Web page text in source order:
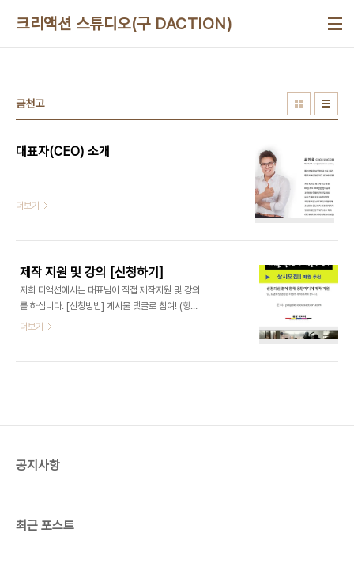
크리액션 스튜디오(구 DACTION)
금천고
대표자(CEO) 소개
더보기
제작 지원 및 강의 [신청하기]
저희 디액션에서는 대표님이 직접 제작지원 및 강의
를 하십니다. [신청방법] 게시물 댓글로 참여! (항시
모집)
더보기
공지사항
최근 포스트